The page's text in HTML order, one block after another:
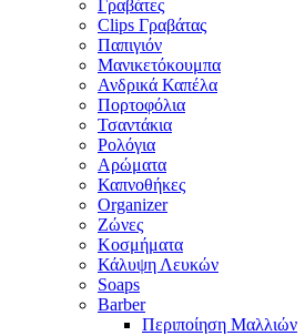
Γραβάτες
Clips Γραβάτας
Παπιγιόν
Μανικετόκουμπα
Ανδρικά Καπέλα
Πορτοφόλια
Τσαντάκια
Ρολόγια
Αρώματα
Καπνοθήκες
Organizer
Ζώνες
Κοσμήματα
Κάλυψη Λευκών
Soaps
Barber
Περιποίηση Μαλλιών